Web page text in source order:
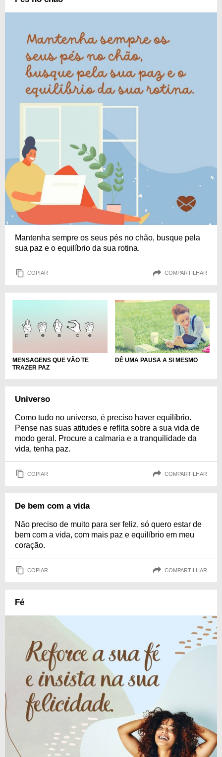
Mantenha sempre os seus pés no chão, busque pela
sua paz e o equilíbrio da sua rotina.
COPIAR COMPARTILHAR
MENSAGENS QUE VÃO TE
TRAZER PAZ
DÊ UMA PAUSA A SI MESMO
Universo
Como tudo no universo, é preciso haver equilíbrio.
Pense nas suas atitudes e reflita sobre a sua vida de
modo geral. Procure a calmaria e a tranquilidade da
vida, tenha paz.
COPIAR COMPARTILHAR
De bem com a vida
Não preciso de muito para ser feliz, só quero estar de
bem com a vida, com mais paz e equilíbrio em meu
coração.
COPIAR COMPARTILHAR
Fé